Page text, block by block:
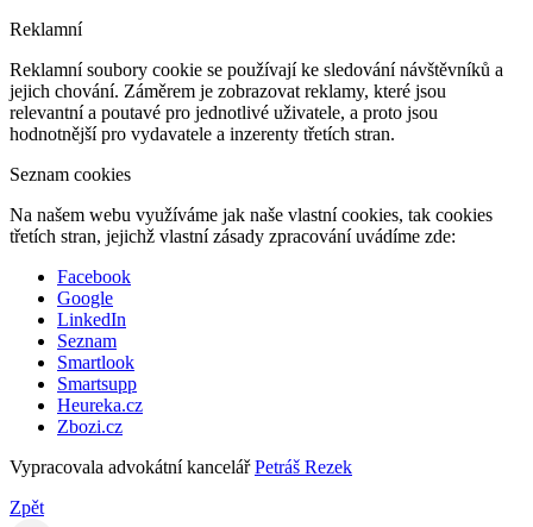
Reklamní
Reklamní soubory cookie se používají ke sledování návštěvníků a
jejich chování. Záměrem je zobrazovat reklamy, které jsou
relevantní a poutavé pro jednotlivé uživatele, a proto jsou
hodnotnější pro vydavatele a inzerenty třetích stran.
Seznam cookies
Na našem webu využíváme jak naše vlastní cookies, tak cookies
třetích stran, jejichž vlastní zásady zpracování uvádíme zde:
Facebook
Google
LinkedIn
Seznam
Smartlook
Smartsupp
Heureka.cz
Zbozi.cz
Vypracovala advokátní kancelářPetráš Rezek
Zpět